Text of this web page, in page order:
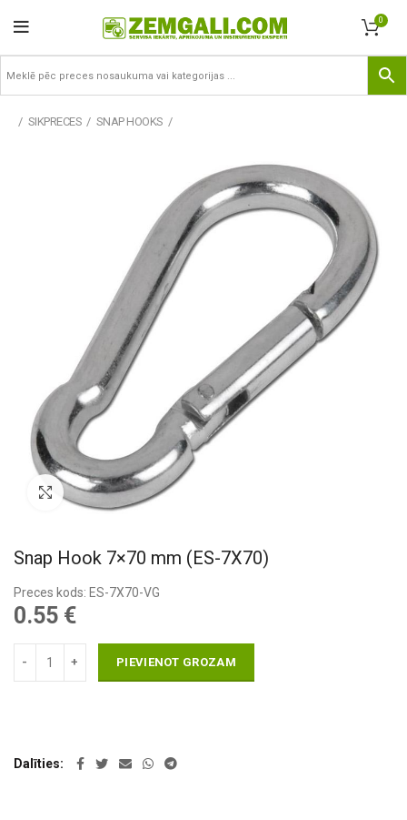
0
SIKPRECES SNAP HOOKS
Pietuvināt
Snap Hook 7×70 mm (ES-7X70)
Preces kods: ES-7X70-VG
0.55 €
PIEVIENOT GROZAM
Dalīties